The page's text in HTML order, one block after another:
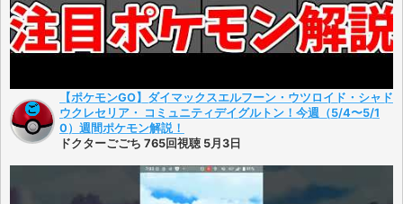
【ポケモンGO】ダイマックスエルフーン・ウツロイド・シャド
ウクレセリア・ コミュニティデイグルトン！今週（5/4〜5/1
0）週間ポケモン解説！
ドクターごごち 765回視聴 5月3日